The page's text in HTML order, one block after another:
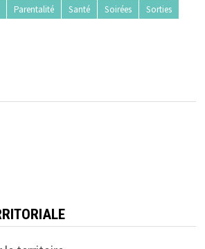
Parentalité Santé Soirées
Sorties